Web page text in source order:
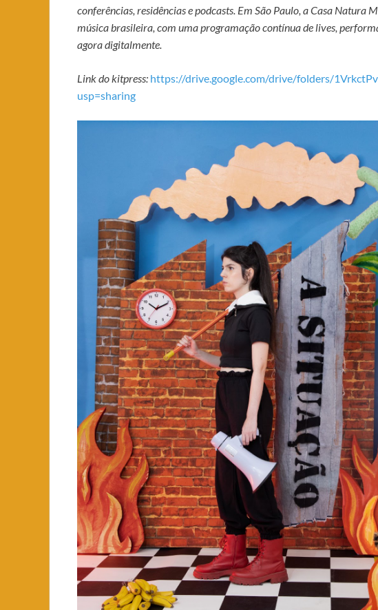
conferências, residências e podcasts. Em São Paulo, a Casa Natura
música brasileira, com uma programação contínua de lives,
agora digitalmente.
Link do kitpress: https://drive.google.com/drive/folders/
usp=sharing